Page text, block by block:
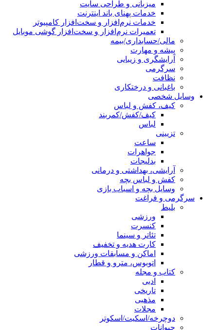
میزبانی و طراحی سایت
خدمات پهنای باند اینترنت
خدمات نرم‌افزار و سخت‌افزار کامپیوتر
تعمیرات نرم‌افزار و سخت‌افزار گوشی موبایل
مالی/حسابداری/بیمه
پیشه و مهارت
آرایشگری و زیبایی
سرگرمی
نظافت
باغبانی و درختکاری
وسایل شخصی
کیف، کفش و لباس
کیف/کفش/کمربند
لباس
تزیینی
ساعت
جواهرات
بدلیجات
آرایشی، بهداشتی و درمانی
کفش و لباس بچه
وسایل بچه و اسباب بازی
سرگرمی و فراغت
بلیط
ورزشی
کنسرت
تئاتر و سینما
کارت هدیه و تخفیف
اماکن و مسابقات ورزشی
اتوبوس، مترو و قطار
کتاب و مجله
ادبی
تاریخی
مذهبی
مجلات
دوچرخه/اسکیت/اسکوتر
حیوانات